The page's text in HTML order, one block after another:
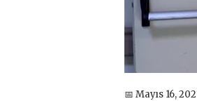
📅 Mayıs 16,